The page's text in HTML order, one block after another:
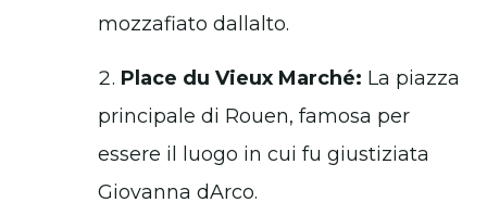
mozzafiato dallalto.
Place du Vieux Marché: La piazza
principale di Rouen, famosa per
essere il luogo in cui fu giustiziata
Giovanna dArco.